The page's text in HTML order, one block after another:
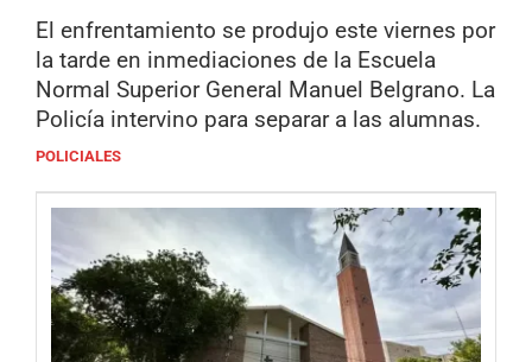
El enfrentamiento se produjo este viernes por
la tarde en inmediaciones de la Escuela
Normal Superior General Manuel Belgrano. La
Policía intervino para separar a las alumnas.
POLICIALES